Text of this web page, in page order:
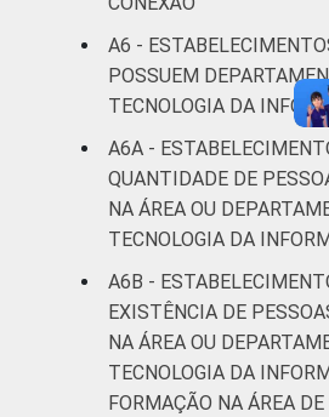
Pesquisa sobre o uso das
informação e
estabelecimentos de
Saúde 2021.
A6 -
POSSUEM
TECNOLOGIA DA
A6A -
QUANTIDADE DE
NA ÁREA OU
TECNOLOGIA DA
A6B -
EXISTÊNCIA DE
NA ÁREA OU
TECNOLOGIA DA
FORMAÇÃO NA ÁREA DE